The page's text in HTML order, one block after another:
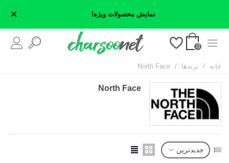
نمایش محصولات ویژه! ×
0
خانه / برندها /
North Face
North Face
جدیدترین